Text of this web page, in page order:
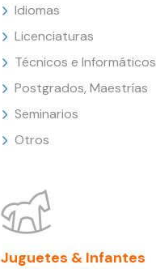
Idiomas
Licenciaturas
Técnicos e Informáticos
Postgrados, Maestrías
Seminarios
Otros
Juguetes & Infantes